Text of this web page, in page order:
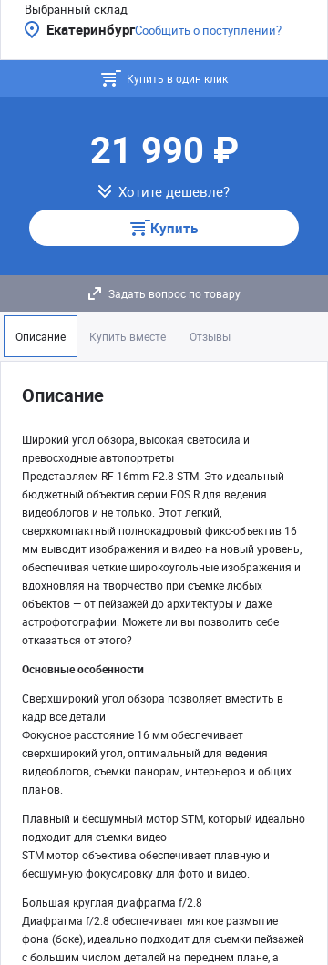
Выбранный склад
ЕкатеринбургСообщить о поступлении?
Купить в один клик
21 990 ₽
Хотите дешевле?
Купить
Задать вопрос по товару
Описание Купить вместе Отзывы
Описание
Широкий угол обзора, высокая светосила и
превосходные автопортреты
Представляем RF 16mm F2.8 STM. Это идеальный
бюджетный объектив серии EOS R для ведения
видеоблогов и не только. Этот легкий,
сверхкомпактный полнокадровый фикс-объектив 16
мм выводит изображения и видео на новый уровень,
обеспечивая четкие широкоугольные изображения и
вдохновляя на творчество при съемке любых
объектов — от пейзажей до архитектуры и даже
астрофотографии. Можете ли вы позволить себе
отказаться от этого?
Основные особенности
Сверхширокий угол обзора позволяет вместить в
кадр все детали
Фокусное расстояние 16 мм обеспечивает
сверхширокий угол, оптимальный для ведения
видеоблогов, съемки панорам, интерьеров и общих
планов.
Плавный и бесшумный мотор STM, который идеально
подходит для съемки видео
STM мотор объектива обеспечивает плавную и
бесшумную фокусировку для фото и видео.
Большая круглая диафрагма f/2.8
Диафрагма f/2.8 обеспечивает мягкое размытие
фона (боке), идеально подходит для съемки пейзажей
с большим числом деталей на переднем плане, а